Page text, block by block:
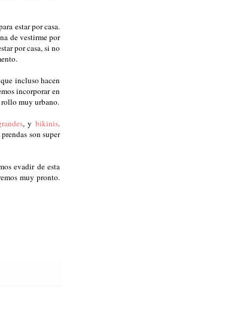
estar por casa.
de vestirme por
por casa, si no
incluso hacen
incorporar en
rollo muy urbano.
, ybikinis.
son super
evadir de esta
muy pronto.